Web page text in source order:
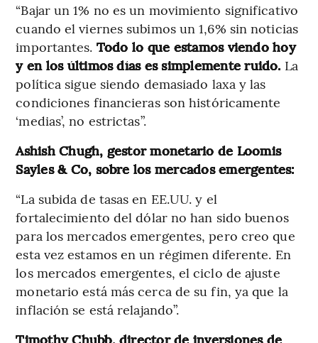
“Bajar un 1% no es un movimiento significativo
cuando el viernes subimos un 1,6% sin noticias
importantes. Todo lo que estamos viendo hoy
y en los últimos días es simplemente ruido. La
política sigue siendo demasiado laxa y las
condiciones financieras son históricamente
‘medias’, no estrictas”.
Ashish Chugh, gestor monetario de Loomis
Sayles & Co, sobre los mercados emergentes:
“La subida de tasas en EE.UU. y el
fortalecimiento del dólar no han sido buenos
para los mercados emergentes, pero creo que
esta vez estamos en un régimen diferente. En
los mercados emergentes, el ciclo de ajuste
monetario está más cerca de su fin, ya que la
inflación se está relajando”.
Timothy Chubb, director de inversiones de